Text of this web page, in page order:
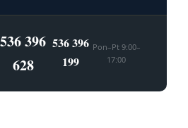
536 396
628
536 396
199
Pon–Pt 9:00–
17:00